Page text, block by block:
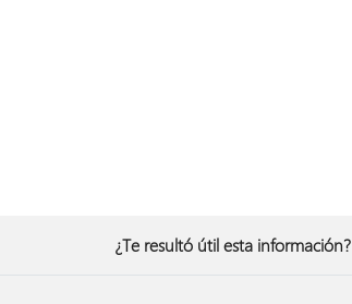
¿Te resultó útil esta información?